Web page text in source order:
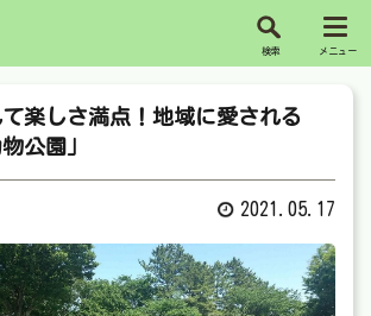
楽しさ満点！地域に愛される
公園」
2021.05.17